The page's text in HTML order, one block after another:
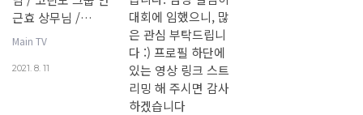
근효 상무님 /…
Main TV
2021. 8. 11
대회에 임했으니, 많
은 관심 부탁드립니
다 :) 프로필 하단에
있는 영상 링크 스트
리밍 해 주시면 감사
하겠습니다